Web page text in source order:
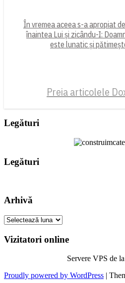
În vremea aceea s-a apropiat
înaintea Lui și zicându-I:
este lunatic și
Preia articolele
Legături
Legături
Arhivă
Arhivă
Vizitatori online
Servere VPS de la
Proudly powered by WordPress |